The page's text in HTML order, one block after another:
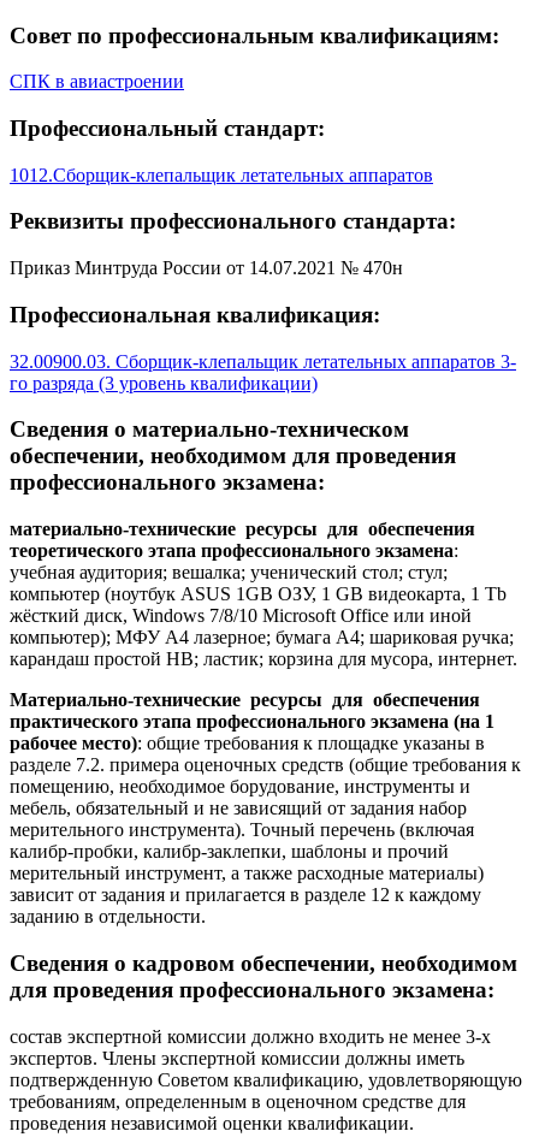
Совет по профессиональным квалификациям:
СПК в авиастроении
Профессиональный стандарт:
1012.Сборщик-клепальщик летательных аппаратов
Реквизиты профессионального стандарта:
Приказ Минтруда России от 14.07.2021 № 470н
Профессиональная квалификация:
32.00900.03. Сборщик-клепальщик летательных аппаратов 3-
го разряда (3 уровень квалификации)
Сведения о материально-техническом
обеспечении, необходимом для проведения
профессионального экзамена:
материально-технические ресурсы для обеспечения
теоретического этапа профессионального экзамена:
учебная аудитория; вешалка; ученический стол; стул;
компьютер (ноутбук ASUS 1GB ОЗУ, 1 GB видеокарта, 1 Tb
жёсткий диск, Windows 7/8/10 Microsoft Office или иной
компьютер); МФУ А4 лазерное; бумага А4; шариковая ручка;
карандаш простой HB; ластик; корзина для мусора, интернет.
Материально-технические ресурсы для обеспечения
практического этапа профессионального экзамена (на 1
рабочее место): общие требования к площадке указаны в
разделе 7.2. примера оценочных средств (общие требования к
помещению, необходимое борудование, инструменты и
мебель, обязательный и не зависящий от задания набор
мерительного инструмента). Точный перечень (включая
калибр-пробки, калибр-заклепки, шаблоны и прочий
мерительный инструмент, а также расходные материалы)
зависит от задания и прилагается в разделе 12 к каждому
заданию в отдельности.
Сведения о кадровом обеспечении, необходимом
для проведения профессионального экзамена:
состав экспертной комиссии должно входить не менее 3-х
экспертов. Члены экспертной комиссии должны иметь
подтвержденную Советом квалификацию, удовлетворяющую
требованиям, определенным в оценочном средстве для
проведения независимой оценки квалификации.